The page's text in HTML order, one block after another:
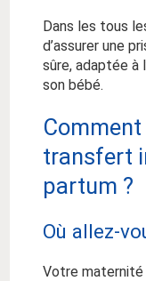
Dans les tous
d’assurer une
sûre, adaptée à
son bébé.
transfert
partum ?
Où allez-
Votre